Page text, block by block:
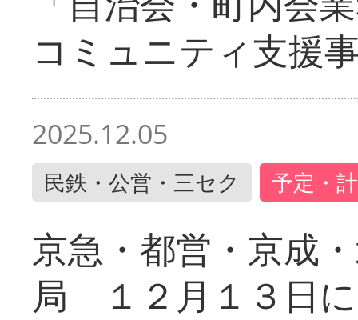
コミュニティ支援
2025.12.05
民鉄・公営・三セク 予定・
京急・都営・京成
局 １２月１３日